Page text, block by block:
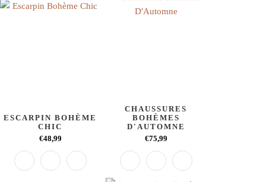
ESCARPIN BOHÈME
CHIC
€48,99
CHAUSSURES
BOHÈMES
D'AUTOMNE
€75,99